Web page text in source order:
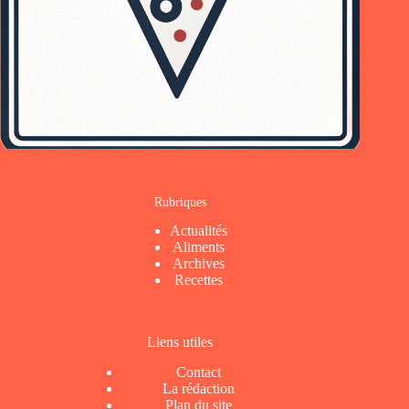
Rubriques
Actualités
Aliments
Archives
Recettes
Liens utiles
Contact
La rédaction
Plan du site